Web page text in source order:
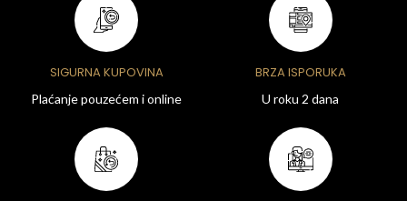
SIGURNA KUPOVINA
Plaćanje pouzećem i online
BRZA ISPORUKA
U roku 2 dana